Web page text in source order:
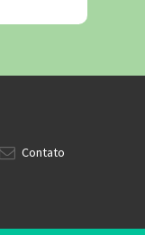
Contato